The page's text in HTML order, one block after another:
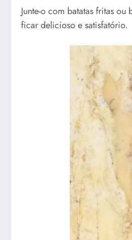
Junte-o com batatas fritas
ficar delicioso e satisfatório.